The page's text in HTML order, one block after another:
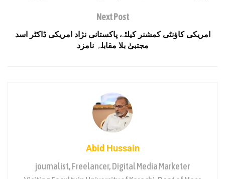
Next Post
امریکی کاؤنٹی کمشنر کیلئے پاکستانی نژاد امریکی ڈاکٹر اسد
مجتبیٰ بلا مقابلہ نامزد
Abid Hussain
journalist, Freelancer, Digital Media Marketer